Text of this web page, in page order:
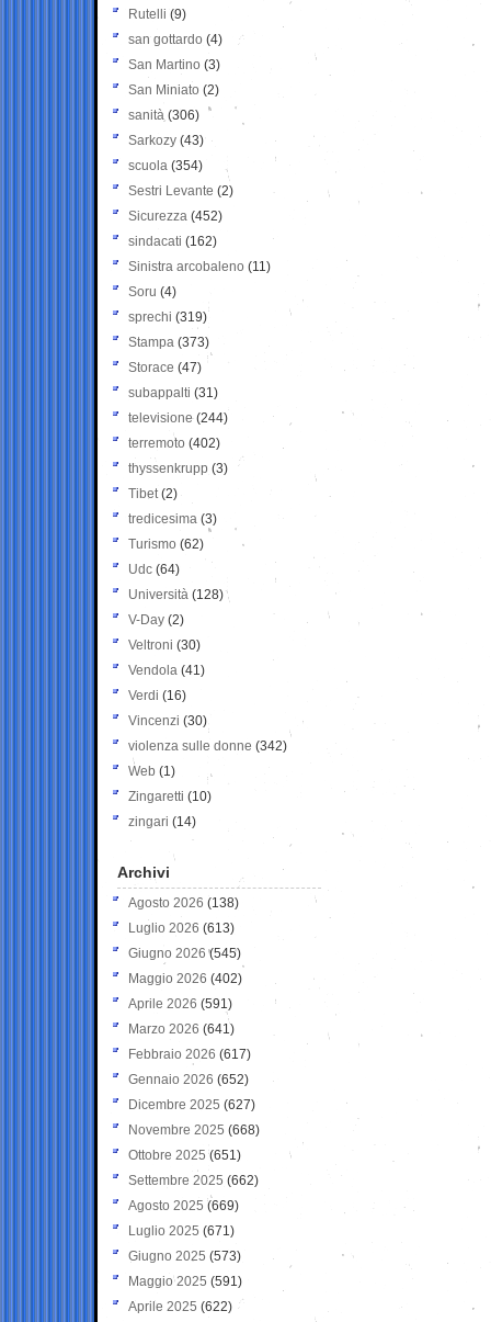
Rutelli (9)
san gottardo (4)
San Martino (3)
San Miniato (2)
sanità (306)
Sarkozy (43)
scuola (354)
Sestri Levante (2)
Sicurezza (452)
sindacati (162)
Sinistra arcobaleno (11)
Soru (4)
sprechi (319)
Stampa (373)
Storace (47)
subappalti (31)
televisione(244)
terremoto (402)
thyssenkrupp (3)
Tibet(2)
tredicesima (3)
Turismo (62)
Udc (64)
Università (128)
V-Day (2)
Veltroni (30)
Vendola (41)
Verdi (16)
Vincenzi (30)
violenza sulle donne (342)
Web (1)
Zingaretti (10)
zingari (14)
Archivi
Agosto 2026 (138)
Luglio 2026 (613)
Giugno 2026 (545)
Maggio 2026 (402)
Aprile 2026 (591)
Marzo 2026 (641)
Febbraio 2026 (617)
Gennaio 2026 (652)
Dicembre 2025 (627)
Novembre 2025 (668)
Ottobre 2025 (651)
Settembre 2025 (662)
Agosto 2025 (669)
Luglio 2025 (671)
Giugno 2025 (573)
Maggio 2025 (591)
Aprile 2025 (622)